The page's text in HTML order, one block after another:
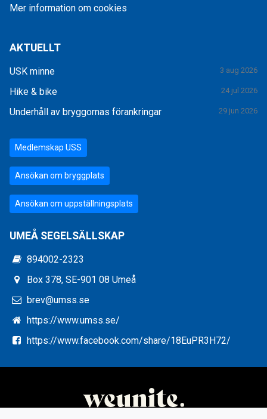
Mer information om cookies
AKTUELLT
USK minne 3 aug 2026
Hike & bike 24 jul 2026
Underhåll av bryggornas förankringar 29 jun 2026
Medlemskap USS
Ansökan om bryggplats
Ansökan om uppställningsplats
UMEÅ SEGELSÄLLSKAP
894002-2323
Box 378, SE-901 08 Umeå
brev@umss.se
https://www.umss.se/
https://www.facebook.com/share/18EuPR3H72/